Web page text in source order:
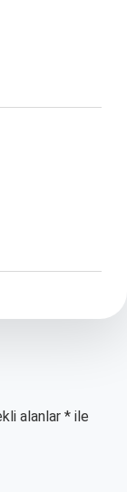
alanlar * ile